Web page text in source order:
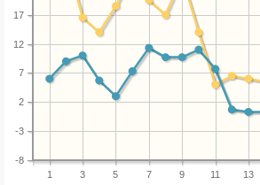
1 3 5 7 9 11 13
-8
-3
2
7
12
17